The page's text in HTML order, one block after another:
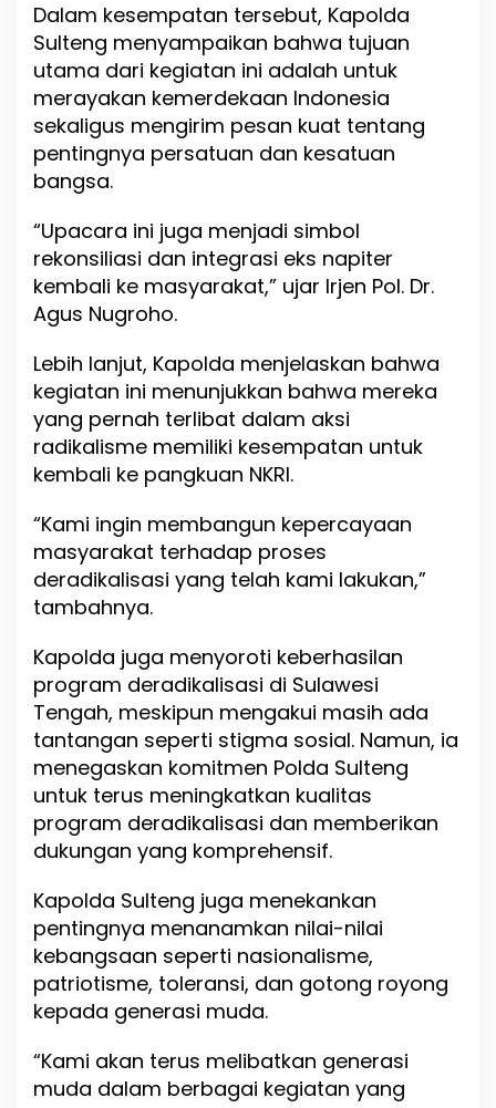
P
o
s
,
E
k
a
p
t
D
e
n
g
a
n
H
k
m
a
h
u
U
p
a
c
a
r
a
Dalam kesempatan tersebut, Kapolda
Sulteng menyampaikan bahwa tujuan
utama dari kegiatan ini adalah untuk
merayakan kemerdekaan Indonesia
sekaligus mengirim pesan kuat tentang
pentingnya persatuan dan kesatuan
bangsa.
“Upacara ini juga menjadi simbol
rekonsiliasi dan integrasi eks napiter
kembali ke masyarakat,” ujar Irjen Pol. Dr.
Agus Nugroho.
Lebih lanjut, Kapolda menjelaskan bahwa
kegiatan ini menunjukkan bahwa mereka
yang pernah terlibat dalam aksi
radikalisme memiliki kesempatan untuk
kembali ke pangkuan NKRI.
“Kami ingin membangun kepercayaan
masyarakat terhadap proses
deradikalisasi yang telah kami lakukan,”
tambahnya.
Kapolda juga menyoroti keberhasilan
program deradikalisasi di Sulawesi
Tengah, meskipun mengakui masih ada
tantangan seperti stigma sosial. Namun, ia
menegaskan komitmen Polda Sulteng
untuk terus meningkatkan kualitas
program deradikalisasi dan memberikan
dukungan yang komprehensif.
Kapolda Sulteng juga menekankan
pentingnya menanamkan nilai-nilai
kebangsaan seperti nasionalisme,
patriotisme, toleransi, dan gotong royong
kepada generasi muda.
“Kami akan terus melibatkan generasi
muda dalam berbagai kegiatan yang